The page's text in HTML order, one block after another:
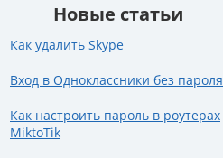
Новые статьи
Как удалить Skype
Вход в Одноклассники без пароля
Как настроить пароль в роутерах
MiktoTik